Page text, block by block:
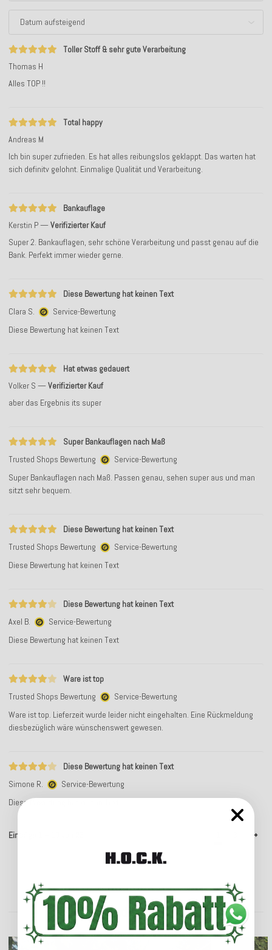
Toller Stoff & sehr gute Verarbeitung
Thomas H
Alles TOP !!
Total happy
Andreas M
Ich bin super zufrieden. Es hat alles reibungslos geklappt. Das warten hat
sich definitv gelohnt. Einmalige Qualität und Verarbeitung.
Bankauflage
Kerstin P
Verifizierter Kauf
Super 2. Bankauflagen, sehr schöne Verarbeitung und passt genau auf die
Bank. Perfekt immer wieder gerne.
Diese Bewertung hat keinen Text
Clara S.
Service-Bewertung
Diese Bewertung hat keinen Text
Hat etwas gedauert
Volker S
Verifizierter Kauf
aber das Ergebnis its super
Super Bankauflagen nach Maß
Trusted Shops Bewertung
Service-Bewertung
Super Bankauflagen nach Maß. Passen genau, sehen super aus und man
sitzt sehr bequem.
Diese Bewertung hat keinen Text
Trusted Shops Bewertung
Service-Bewertung
Diese Bewertung hat keinen Text
Diese Bewertung hat keinen Text
Axel B.
Service-Bewertung
Diese Bewertung hat keinen Text
Ware ist top
Trusted Shops Bewertung
Service-Bewertung
Ware ist top. Lieferzeit wurde leider nicht eingehalten. Eine Rückmeldung
diesbezüglich wäre wünschenswert gewesen.
Diese Bewertung hat keinen Text
Simone R.
Service-Bewertung
Diese Bewertung hat keinen Text
Einträge 1 – 10 von 23
Kundengalerie